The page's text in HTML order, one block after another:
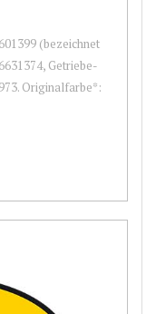
(bezeichnet
Getriebe-
Originalfarbe*: